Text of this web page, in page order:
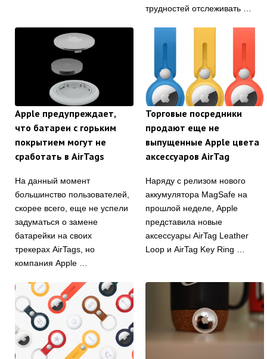
трудностей отслеживать …
Apple предупреждает,
что батареи с горьким
покрытием могут не
сработать в AirTags
На данный момент
большинство пользователей,
скорее всего, еще не успели
задуматься о замене
батарейки на своих
трекерах AirTags, но
компания Apple …
Торговые посредники
продают еще не
выпущенные Apple цвета
аксессуаров AirTag
Наряду с релизом нового
аккумулятора MagSafe на
прошлой неделе, Apple
представила новые
аксессуары AirTag Leather
Loop и AirTag Key Ring …